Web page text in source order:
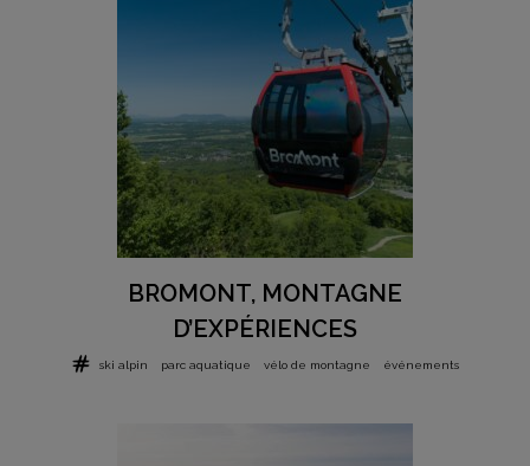
BROMONT, MONTAGNE
D’EXPÉRIENCES
ski alpin parc aquatique vélo de montagne événements